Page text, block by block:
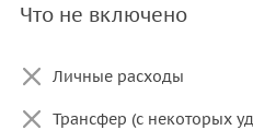
Дегустация алкоголя
Что не включено
Личные расходы
Трансфер (с некоторых